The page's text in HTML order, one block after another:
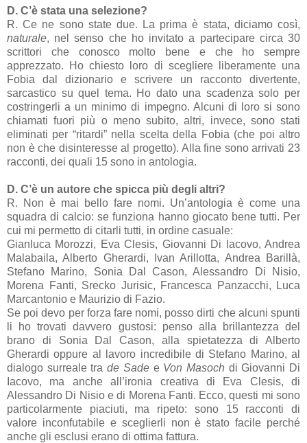
D. C’è stata una selezione?
R. Ce ne sono state due. La prima è stata, diciamo così,
naturale, nel senso che ho invitato a partecipare circa 30
scrittori che conosco molto bene e che ho sempre
apprezzato. Ho chiesto loro di scegliere liberamente una
Fobia dal dizionario e scrivere un racconto divertente,
sarcastico su quel tema. Ho dato una scadenza solo per
costringerli a un minimo di impegno. Alcuni di loro si sono
chiamati fuori più o meno subito, altri, invece, sono stati
eliminati per “ritardi” nella scelta della Fobia (che poi altro
non è che disinteresse al progetto). Alla fine sono arrivati 23
racconti, dei quali 15 sono in antologia.
D. C’è un autore che spicca più degli altri?
R. Non è mai bello fare nomi. Un’antologia è come una
squadra di calcio: se funziona hanno giocato bene tutti. Per
cui mi permetto di citarli tutti, in ordine casuale:
Gianluca Morozzi, Eva Clesis, Giovanni Di Iacovo, Andrea
Malabaila, Alberto Gherardi, Ivan Arillotta, Andrea Barillà,
Stefano Marino, Sonia Dal Cason, Alessandro Di Nisio,
Morena Fanti, Srecko Jurisic, Francesca Panzacchi, Luca
Marcantonio e Maurizio di Fazio.
Se poi devo per forza fare nomi, posso dirti che alcuni spunti
li ho trovati davvero gustosi: penso alla brillantezza del
brano di Sonia Dal Cason, alla spietatezza di Alberto
Gherardi oppure al lavoro incredibile di Stefano Marino, al
dialogo surreale trade Sadee Von Masoch di Giovanni Di
Iacovo, ma anche all’ironia creativa di Eva Clesis, di
Alessandro Di Nisio e di Morena Fanti. Ecco, questi mi sono
particolarmente piaciuti, ma ripeto: sono 15 racconti di
valore inconfutabile e sceglierli non è stato facile perché
anche gli esclusi erano di ottima fattura.